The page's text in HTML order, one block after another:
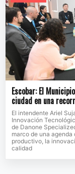
Escobar: El
ciudad en una
El intendente Ariel
Innovación
de Danone
marco de una
productivo, la
calidad